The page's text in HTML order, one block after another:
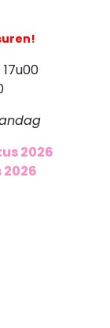
2026
2026